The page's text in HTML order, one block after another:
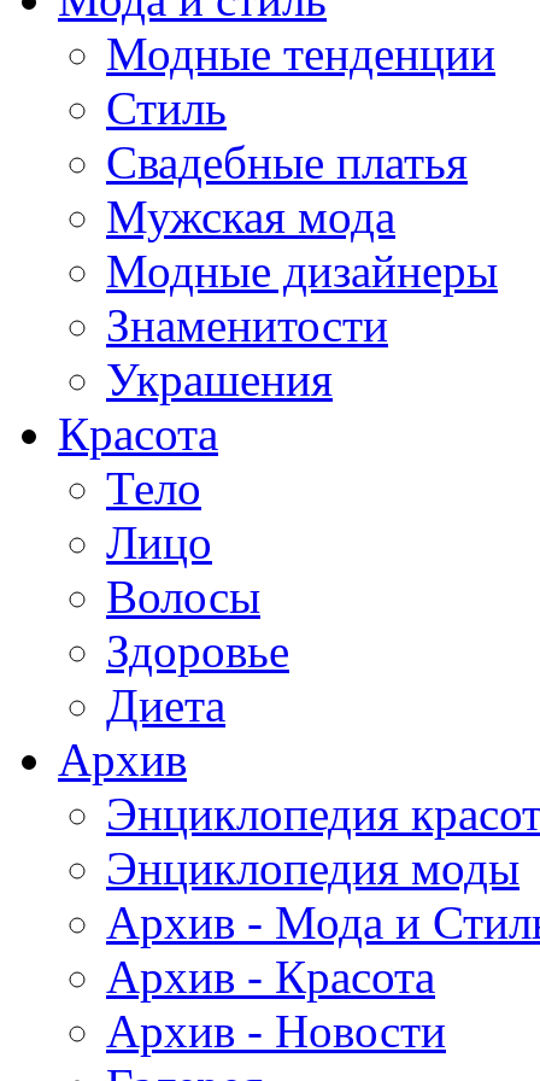
Модные тенденции
Стиль
Свадебные платья
Мужская мода
Модные дизайнеры
Знаменитости
Украшения
Красота
Тело
Лицо
Волосы
Здоровье
Диета
Архив
Энциклопедия
Энциклопедия моды
Архив - Мода и
Архив - Красота
Архив - Новости